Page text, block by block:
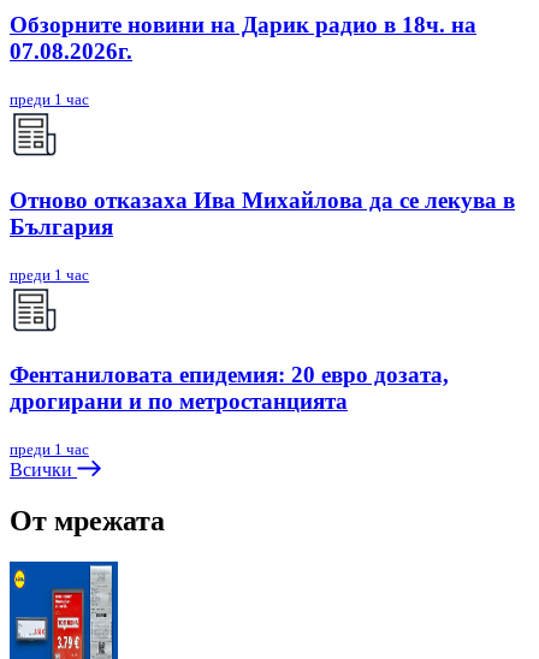
Обзорните новини на Дарик радио в 18ч. на
07.08.2026г.
преди 1 час
Отново отказаха Ива Михайлова да се лекува в
България
преди 1 час
Фентаниловата епидемия: 20 евро дозата,
дрогирани и по метростанцията
преди 1 час
Всички
От мрежата